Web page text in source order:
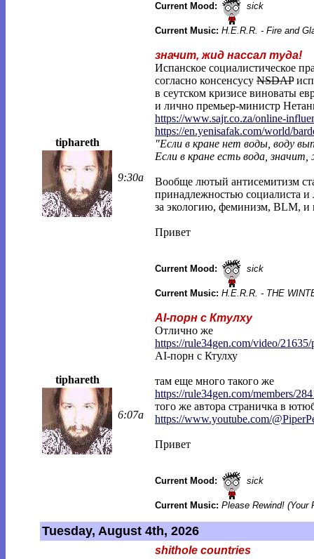
Current Mood: sick
Current Music: H.E.R.R. - Fire and
tiphareth
9:30a
значит, жид нассал туда!
Испанское социалистическое
согласно консенсусу NSDAP
в сеутском кризисе виноваты
и лично премьер-министр
https://www.sajr.co.za/online-
https://en.yenisafak.com/world/
"Если в кране нет воды, воду
Если в кране есть вода,
Вообще лютый антисемитизм
принадлежностью социалиста и
за экологию, феминизм, BLM, и
Привет
Current Mood: sick
Current Music: H.E.R.R. - THE
tiphareth
6:07a
AI-порн с Ктулху
Отлично же
https://rule34gen.com/video/21635/
AI-порн с Ктулху
там еще много такого же
https://rule34gen.com/members/
того же автора страничка в
https://www.youtube.com/
Привет
Current Mood: sick
Current Music: Please Rewind! (Your
Tuesday, August 4th, 2026
shithole countries